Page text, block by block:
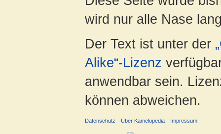
wird nur alle Nase
Der Text ist unter der
Alike“-Lizenz
anwendbar sein.
können abweichen.
Datenschutz Über Kamelopedia Impressum